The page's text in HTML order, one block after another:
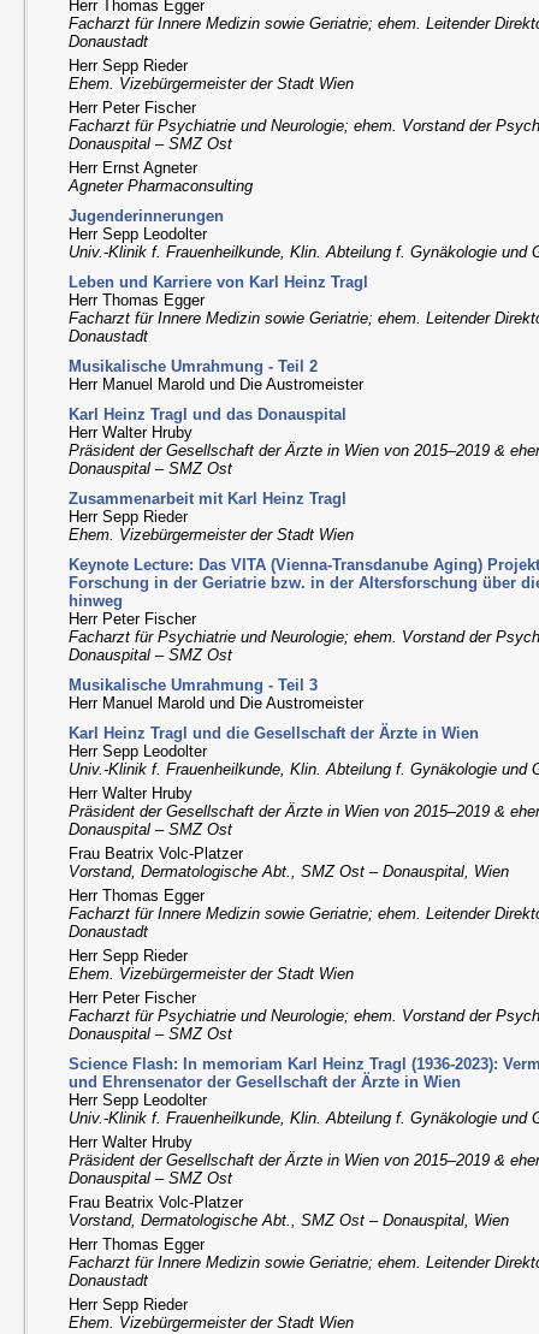
Herr Thomas Egger
Facharzt für Innere Medizin sowie Geriatrie; ehem. Leitender
Donaustadt
Herr Sepp Rieder
Ehem. Vizebürgermeister der Stadt Wien
Herr Peter Fischer
Facharzt für Psychiatrie und Neurologie; ehem. Vorstand der
Donauspital – SMZ Ost
Herr Ernst Agneter
Agneter Pharmaconsulting
Jugenderinnerungen
Herr Sepp Leodolter
Univ.-Klinik f. Frauenheilkunde, Klin. Abteilung f. Gynäkologie und
Leben und Karriere von Karl Heinz Tragl
Herr Thomas Egger
Facharzt für Innere Medizin sowie Geriatrie; ehem. Leitender
Donaustadt
Musikalische Umrahmung - Teil 2
Herr Manuel Marold und Die Austromeister
Karl Heinz Tragl und das Donauspital
Herr Walter Hruby
Präsident der Gesellschaft der Ärzte in Wien von 2015–2019 &
Donauspital – SMZ Ost
Zusammenarbeit mit Karl Heinz Tragl
Herr Sepp Rieder
Ehem. Vizebürgermeister der Stadt Wien
Keynote Lecture: Das VITA (Vienna-Transdanube Aging)
Forschung in der Geriatrie bzw. in der Altersforschung über
hinweg
Herr Peter Fischer
Facharzt für Psychiatrie und Neurologie; ehem. Vorstand der
Donauspital – SMZ Ost
Musikalische Umrahmung - Teil 3
Herr Manuel Marold und Die Austromeister
Karl Heinz Tragl und die Gesellschaft der Ärzte in Wien
Herr Sepp Leodolter
Univ.-Klinik f. Frauenheilkunde, Klin. Abteilung f. Gynäkologie und
Herr Walter Hruby
Präsident der Gesellschaft der Ärzte in Wien von 2015–2019 &
Donauspital – SMZ Ost
Frau Beatrix Volc-Platzer
Vorstand, Dermatologische Abt., SMZ Ost – Donauspital, Wien
Herr Thomas Egger
Facharzt für Innere Medizin sowie Geriatrie; ehem. Leitender
Donaustadt
Herr Sepp Rieder
Ehem. Vizebürgermeister der Stadt Wien
Herr Peter Fischer
Facharzt für Psychiatrie und Neurologie; ehem. Vorstand der
Donauspital – SMZ Ost
Science Flash: In memoriam Karl Heinz Tragl (1936-2023):
und Ehrensenator der Gesellschaft der Ärzte in Wien
Herr Sepp Leodolter
Univ.-Klinik f. Frauenheilkunde, Klin. Abteilung f. Gynäkologie und
Herr Walter Hruby
Präsident der Gesellschaft der Ärzte in Wien von 2015–2019 &
Donauspital – SMZ Ost
Frau Beatrix Volc-Platzer
Vorstand, Dermatologische Abt., SMZ Ost – Donauspital, Wien
Herr Thomas Egger
Facharzt für Innere Medizin sowie Geriatrie; ehem. Leitender
Donaustadt
Herr Sepp Rieder
Ehem. Vizebürgermeister der Stadt Wien